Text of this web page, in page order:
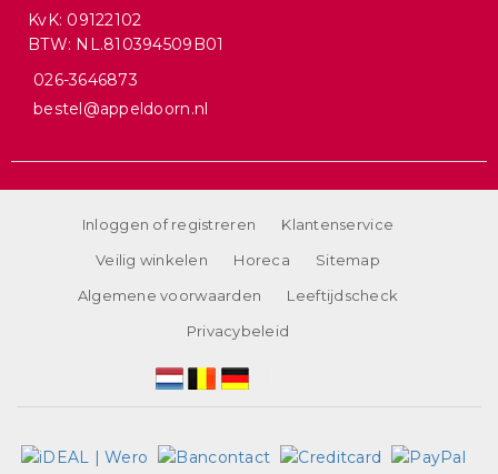
KvK: 09122102
BTW: NL.810394509B01
026-3646873
bestel@appeldoorn.nl
Inloggen of registreren
Klantenservice
Veilig winkelen
Horeca
Sitemap
Algemene voorwaarden
Leeftijdscheck
Privacybeleid